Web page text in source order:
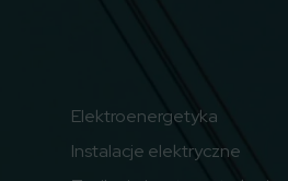
Elektroenergetyka
Instalacje elektryczne